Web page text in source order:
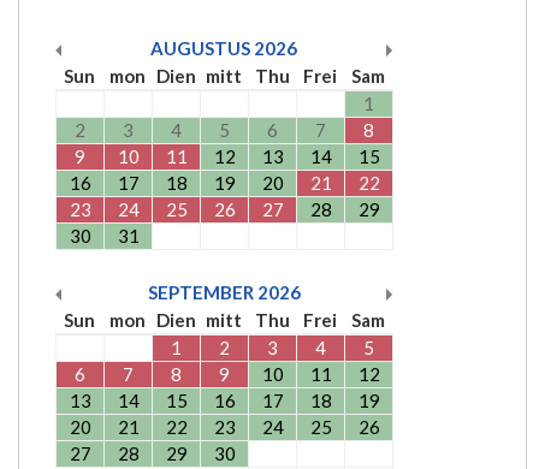
AUGUSTUS 2026
Sun
mon Dien mitt Thu Frei
Sam
1
2
3 4 5 6 7
8
9
10 11 12 13 14
15
16
17 18 19 20 21
22
23
24 25 26 27 28
29
30
31
SEPTEMBER 2026
Sun
mon Dien mitt Thu Frei
Sam
1
2 3 4
5
6
7 8 9 10 11
12
13
14 15 16 17 18
19
20
21 22 23 24 25
26
27
28 29 30